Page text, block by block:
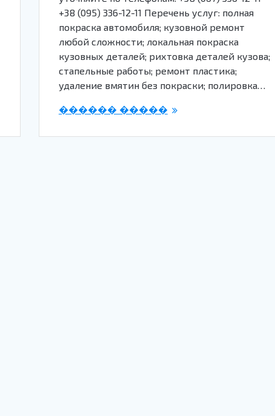
+38 (095) 336-12-11 Перечень услуг: полная
покраска автомобиля; кузовной ремонт
любой сложности; локальная покраска
кузовных деталей; рихтовка деталей кузова;
стапельные работы; ремонт пластика;
удаление вмятин без покраски; полировка…
������ �����